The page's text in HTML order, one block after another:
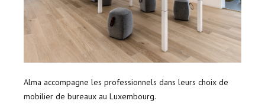
Alma accompagne les professionnels dans leurs choix de
mobilier de bureaux au Luxembourg.